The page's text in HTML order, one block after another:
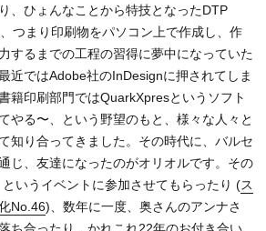
、ひょんなことから特技となったDTP
つまり印刷物をパソコン上で作成し、作
するまでの工程の習得に夢中になっていた
近ではAdobe社のInDesignに押されてしま
籍印刷部門ではQuarkXpresというソフト
やる〜、という野望のもと、様々な人々と
知り合ってきました。その時代に、バルセ
じ、友達になったのがオリオルです。その
いうイベントに参加させてもらったり (ス
No.46)、数年に一度、奥さんのアンナさ
ち合ったり、かれこれ22年のお付き合い